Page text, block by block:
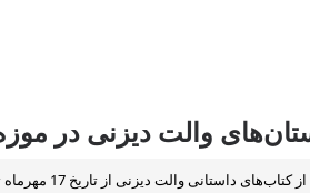
والت دیزنی در